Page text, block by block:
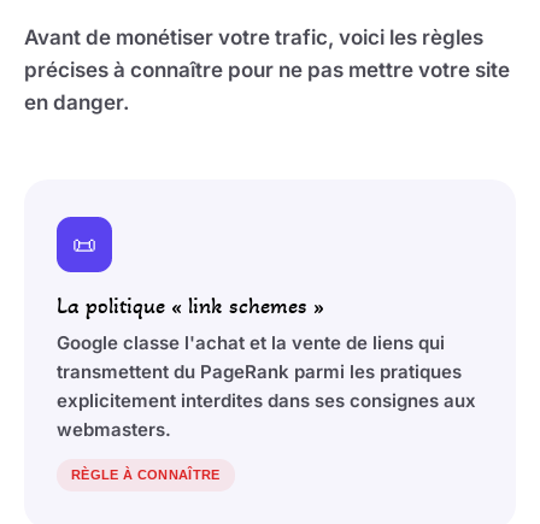
Avant de monétiser votre trafic, voici les règles
précises à connaître pour ne pas mettre votre site
en danger.
📜
La politique « link schemes »
Google classe l'achat et la vente de liens qui
transmettent du PageRank parmi les pratiques
explicitement interdites dans ses consignes aux
webmasters.
RÈGLE À CONNAÎTRE